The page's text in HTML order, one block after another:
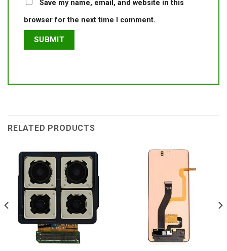
Save my name, email, and website in this
browser for the next time I comment.
RELATED PRODUCTS